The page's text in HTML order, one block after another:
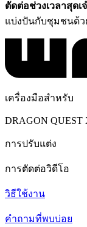
ตัดต่อช่วงเวลาสุด
แบ่งปันกับชุมชนด้ว
เครื่องมือสำหรับ
DRAGON QUEST
การปรับแต่ง
การตัดต่อวิดีโอ
วิธีใช้งาน
คำถามที่พบบ่อย